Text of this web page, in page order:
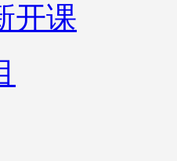
开课